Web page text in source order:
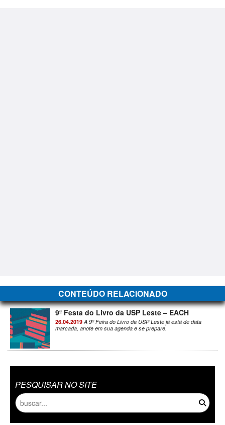
CONTEÚDO RELACIONADO
9ª Festa do Livro da USP Leste – EACH
26.04.2019A 9º Feira do Livro da USP Leste já está de data
marcada, anote em sua agenda e se prepare.
PESQUISAR NO SITE